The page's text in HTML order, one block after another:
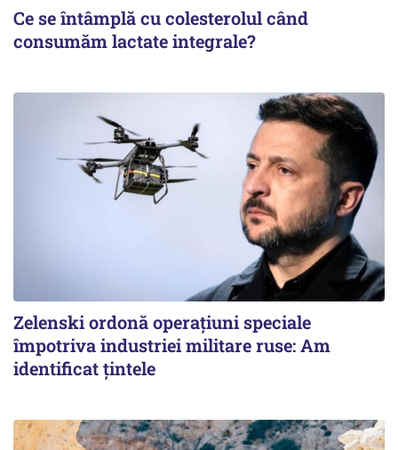
Ce se întâmplă cu colesterolul când
consumăm lactate integrale?
Zelenski ordonă operațiuni speciale
împotriva industriei militare ruse: Am
identificat țintele